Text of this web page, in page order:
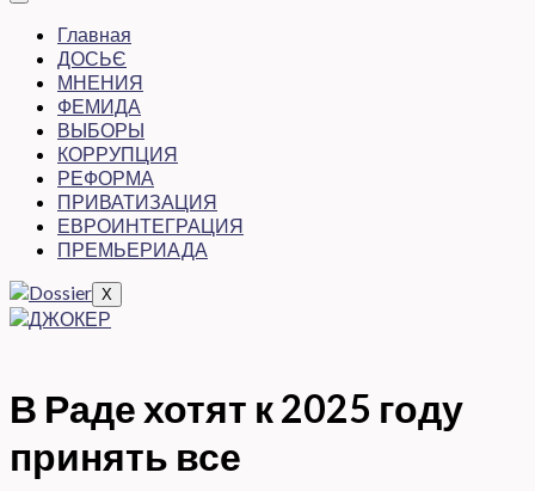
Главная
ДОСЬЄ
МНЕНИЯ
ФЕМИДА
ВЫБОРЫ
КОРРУПЦИЯ
РЕФОРМА
ПРИВАТИЗАЦИЯ
ЕВРОИНТЕГРАЦИЯ
ПРЕМЬЕРИАДА
X
В Раде хотят к 2025 году
принять все